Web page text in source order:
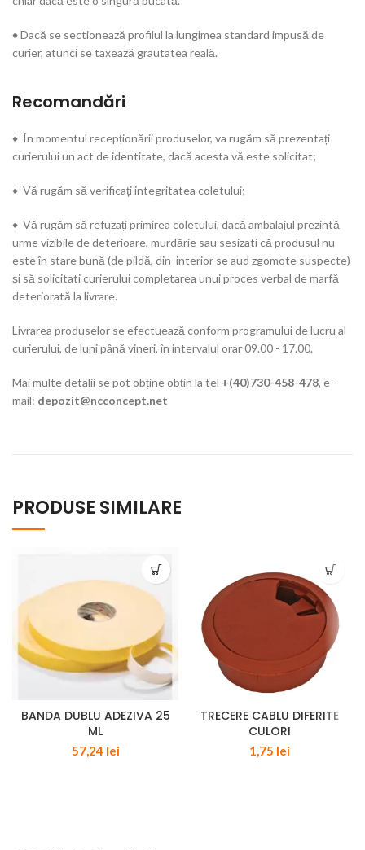
♦ Dacă se sectionează profilul la lungimea standard impusă de
curier, atunci se taxează grautatea reală.
Recomandări
♦ În momentul recepționării produselor, va rugăm să prezentați
curierului un act de identitate, dacă acesta vă este solicitat;
♦ Vă rugăm să verificați integritatea coletului;
♦ Vă rugăm să refuzați primirea coletului, dacă ambalajul prezintă
urme vizibile de deterioare, murdărie sau sesizati că produsul nu
este în stare bună (de pildă, din interior se aud zgomote suspecte)
și să solicitati curierului completarea unui proces verbal de marfă
deteriorată la livrare.
Livrarea produselor se efectuează conform programului de lucru al
curierului, de luni până vineri, în intervalul orar 09.00 - 17.00.
Mai multe detalii se pot obține obțin la tel +(40)730-458-478, e-
mail: depozit@ncconcept.net
PRODUSE SIMILARE
BANDA DUBLU ADEZIVA 25
ML
57,24 lei
TRECERE CABLU DIFERITE
CULORI
1,75 lei